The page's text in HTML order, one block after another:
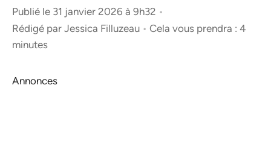
Publié le 31 janvier 2026 à 9h32 •
Rédigé par Jessica Filluzeau • Cela vous prendra : 4
minutes
Annonces